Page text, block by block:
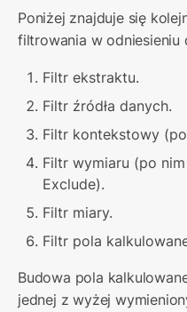
Poniżej znajduje się
filtrowania w odniesieniu
Filtr ekstraktu.
Filtr źródła danych.
Filtr kontekstowy
Filtr wymiaru (po
Exclude).
Filtr miary.
Filtr pola
Budowa pola
jednej z wyżej